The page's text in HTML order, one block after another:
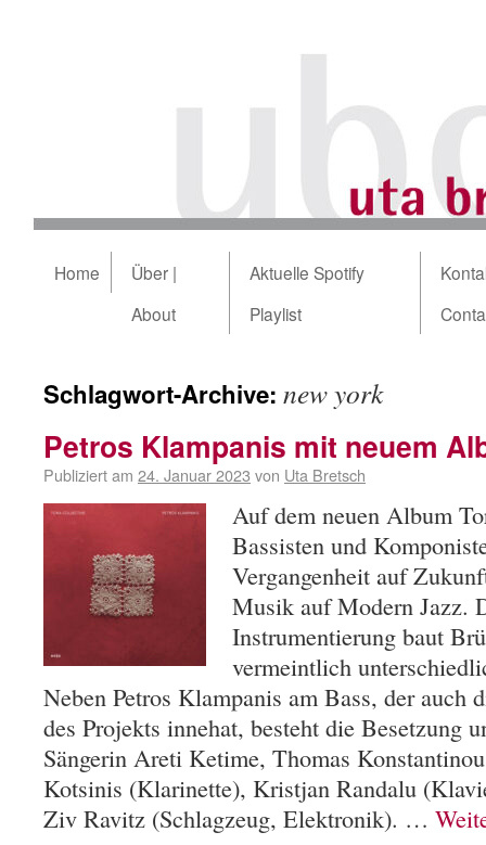
Home
Über |
About
Aktuelle Spotify
Playlist
Schlagwort-Archive: new york
Petros Klampanis mit neuem
Publiziert am 24. Januar 2023 von Uta Bretsch
Auf dem neuen Album
Bassisten und
Vergangenheit auf
Musik auf Modern Jazz.
Instrumentierung baut
vermeintlich
Neben Petros Klampanis am Bass, der auch
des Projekts innehat, besteht die Besetzung
Sängerin Areti Ketime, Thomas
Kotsinis (Klarinette), Kristjan Randalu
Ziv Ravitz (Schlagzeug, Elektronik). …